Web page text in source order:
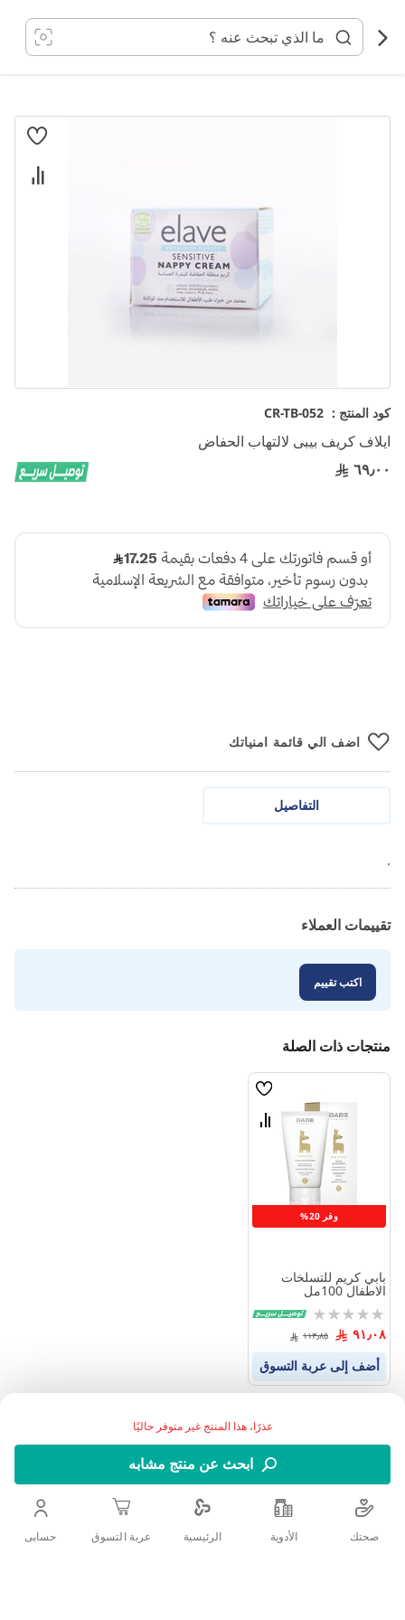
المحتوى
كود المنتج : CR-TB-052
ايلاف كريف بيبى لالتهاب الحفاض
٦٩٫٠٠
عذرًا، هذا المنتج غير متوفر حاليًا
ابحث عن منتج مشابه
اضف الي قائمة امنياتك
انتقل
تخطي
بداية
معرض
التفاصيل
.
تقييمات العملاء
اكتب تقييم
منتجات ذات الصلة
وفر 20%
قائمة
قارن
بابي كريم للتسلخات
الاطفال 100مل
Rating:
0%
٩١٫٠٨ ١١٣٫٨٥
أضف إلى عربة التسوق
صحتك الأدوية الرئيسية عربة التسوق حسابى